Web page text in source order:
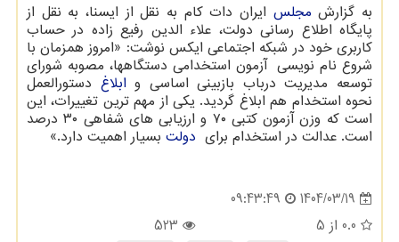
به گزارش مجلس ایران دات کام به نقل از ایسنا، به نقل از
پایگاه اطلاع رسانی دولت، علاء الدین رفیع زاده در حساب
کاربری خود در شبکه اجتماعی ایکس نوشت: «امروز همزمان با
شروع نام نویسی ⁧ آزمون استخدامی⁩ دستگاهها، مصوبه شورای
توسعه مدیریت درباب بازبینی اساسی و ابلاغ دستورالعمل
نحوه استخدام هم ابلاغ گردید. یکی از مهم ترین تغییرات، این
است که وزن آزمون کتبی ۷۰ و ارزیابی های شفاهی ۳۰ درصد
است.‏⁧ عدالت⁩ در استخدام⁩ برای ⁧
دولت بسیار اهمیت دارد.»
1404/03/19
09:43:49
0.0 از 5
523